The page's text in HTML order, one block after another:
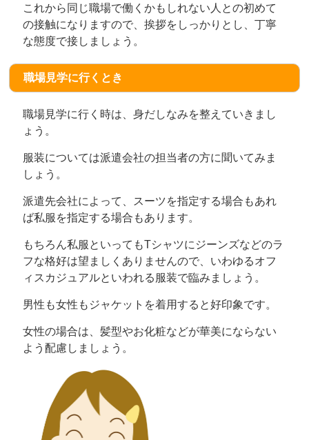
これから同じ職場で働くかもしれない人との初めて
の接触になりますので、挨拶をしっかりとし、丁寧
な態度で接しましょう。
職場見学に行くとき
職場見学に行く時は、身だしなみを整えていきまし
ょう。
服装については派遣会社の担当者の方に聞いてみま
しょう。
派遣先会社によって、スーツを指定する場合もあれ
ば私服を指定する場合もあります。
もちろん私服といってもTシャツにジーンズなどのラ
フな格好は望ましくありませんので、いわゆるオフ
ィスカジュアルといわれる服装で臨みましょう。
男性も女性もジャケットを着用すると好印象です。
女性の場合は、髪型やお化粧などが華美にならない
よう配慮しましょう。